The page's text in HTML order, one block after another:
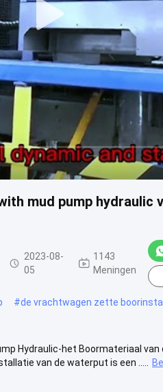
mud pump hydraulic
2023-08-
05
1143
Meningen
#de vrachtwagen zette
Hydraulic-het Boormateriaal van
van de waterput is een .....